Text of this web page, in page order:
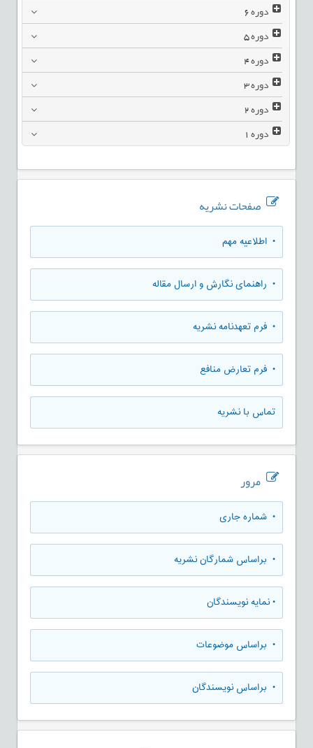
دوره6
دوره5
دوره4
دوره3
دوره2
دوره1
صفحات نشریه
• اطلاعیه مهم
• راهنمای نگارش و ارسال مقاله
• فرم تعهدنامه نشریه
• فرم تعارض منافع
تماس با نشریه
مرور
• شماره جاری
• براساس شمارگان نشریه
•نمایه نویسندگان
• براساس موضوعات
• براساس نویسندگان